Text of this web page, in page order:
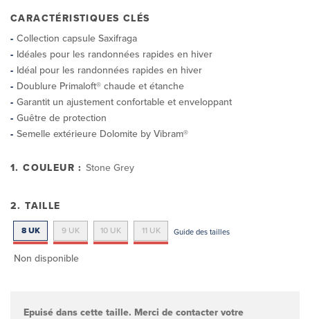
CARACTÉRISTIQUES CLÉS
Collection capsule Saxifraga
Idéales pour les randonnées rapides en hiver
Idéal pour les randonnées rapides en hiver
Doublure Primaloft® chaude et étanche
Garantit un ajustement confortable et enveloppant
Guêtre de protection
Semelle extérieure Dolomite by Vibram®
1. COULEUR :Stone Grey
2. TAILLE
8 UK 9 UK 10 UK 11 UK Guide des tailles
Non disponible
Epuisé dans cette taille. Merci de contacter votre